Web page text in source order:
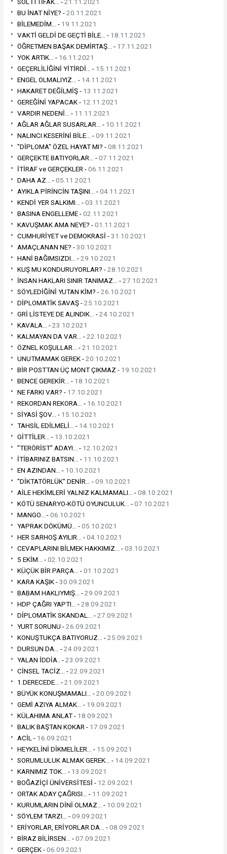
BU İNAT NİYE? -20.11.2021
BİLEMEDİM... - 19.11.2021
VAKTİ GELDİ DE GEÇTİ BİLE... - 18.11.2021
ÖĞRETMEN BAŞAK DEMİRTAŞ... - 17.11.2021
YOK ARTIK... - 16.11.2021
GEÇERLİLİĞİNİ YİTİRDİ... - 15.11.2021
ENGEL OLMALIYIZ... - 14.11.2021
HAKARET DEĞİLMİŞ - 13.11.2021
GEREĞİNİ YAPACAK - 12.11.2021
VARDIR NEDENİ... - 11.11.2021
AĞLAR AĞLAR SUSARLAR... - 10.11.2021
NALINCI KESERİNİ BİLE... -09.11.2021
"DİPLOMA" ÖZEL HAYAT MI? -08.11.2021
GERÇEKTE BATIYORLAR... -07.11.2021
İTİRAF ve GERÇEKLER -06.11.2021
DAHA AZ... -05.11.2021
AYIKLA PİRİNCİN TAŞINI... -04.11.2021
KENDİ YER SALKIMI... -03.11.2021
BASINA ENGELLEME -02.11.2021
KAVUŞMAK AMA NEYE? -01.11.2021
CUMHURİYET ve DEMOKRASİ -31.10.2021
AMAÇLANAN NE? -30.10.2021
HANİ BAĞIMSIZDI... -29.10.2021
KUŞ MU KONDURUYORLAR? -28.10.2021
İNSAN HAKLARI SINIR TANIMAZ... -27.10.2021
SÖYLEDİĞİNİ YUTAN KİM? -26.10.2021
DİPLOMATİK SAVAŞ -25.10.2021
GRİ LİSTEYE DE ALINDIK... -24.10.2021
KAVALA... -23.10.2021
KALMAYAN DA VAR... -22.10.2021
ÖZNEL KOŞULLAR... -21.10.2021
UNUTMAMAK GEREK -20.10.2021
BİR POSTTAN ÜÇ MONT ÇIKMAZ - 19.10.2021
BENCE GEREKİR... - 18.10.2021
NE FARKI VAR? - 17.10.2021
REKORDAN REKORA... - 16.10.2021
SİYASİ ŞOV... - 15.10.2021
TAHSİL EDİLMELİ... - 14.10.2021
GİTTİLER... - 13.10.2021
"TERÖRİST" ADAYI... - 12.10.2021
İTİBARINIZ BATSIN... - 11.10.2021
EN AZINDAN... - 10.10.2021
"DİKTATÖRLÜK" DENİR... -09.10.2021
AİLE HEKİMLERİ YALNIZ KALMAMALI... -08.10.2021
KÖTÜ SENARYO-KÖTÜ OYUNCULUK... -07.10.2021
MANGO... -06.10.2021
YAPRAK DÖKÜMÜ... -05.10.2021
HER SARHOŞ AYILIR... -04.10.2021
CEVAPLARINI BİLMEK HAKKIMIZ... -03.10.2021
5 EKİM... -02.10.2021
KÜÇÜK BİR PARÇA... -01.10.2021
KARA KAŞIK -30.09.2021
BABAM HAKLIYMIŞ... -29.09.2021
HDP ÇAĞRI YAPTI... -28.09.2021
DİPLOMATİK SKANDAL... -27.09.2021
YURT SORUNU -26.09.2021
KONUŞTUKÇA BATIYORUZ... -25.09.2021
DURSUN DA... -24.09.2021
YALAN İDDİA.. -23.09.2021
CİNSEL TACİZ... -22.09.2021
1.DERECEDE... -21.09.2021
BÜYÜK KONUŞMAMALI... -20.09.2021
GEMİ AZIYA ALMAK... - 19.09.2021
KÜLAHIMA ANLAT - 18.09.2021
BALIK BAŞTAN KOKAR - 17.09.2021
ACİL - 16.09.2021
HEYKELİNİ DİKMELİLER... - 15.09.2021
SORUMLULUK ALMAK GEREK... - 14.09.2021
KARNIMIZ TOK... - 13.09.2021
BOĞAZİÇİ ÜNİVERSİTESİ - 12.09.2021
ORTAK ADAY ÇAĞRISI... - 11.09.2021
KURUMLARIN DİNİ OLMAZ... - 10.09.2021
SÖYLEM TARZI... -09.09.2021
ERİYORLAR, ERİYORLAR DA... -08.09.2021
BİRAZ BİLİRSEN... -07.09.2021
GERÇEK -06.09.2021